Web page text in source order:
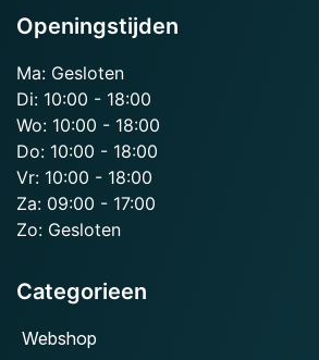
Openingstijden
Ma: Gesloten
Di: 10:00 - 18:00
Wo: 10:00 - 18:00
Do: 10:00 - 18:00
Vr: 10:00 - 18:00
Za: 09:00 - 17:00
Zo: Gesloten
Categorieen
Webshop